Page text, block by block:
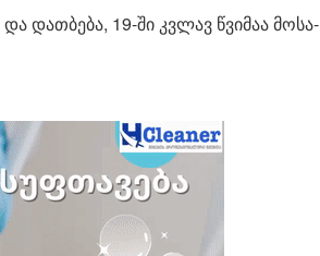
დათ­ბე­ბა, 19-ში კვლავ წვი­მაა მო­სა­